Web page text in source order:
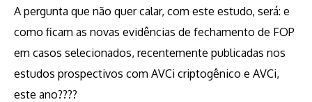
A pergunta que não quer calar, com este estudo, será: e
como ficam as novas evidências de fechamento de FOP
em casos selecionados, recentemente publicadas nos
estudos prospectivos com AVCi criptogênico e AVCi,
este ano????